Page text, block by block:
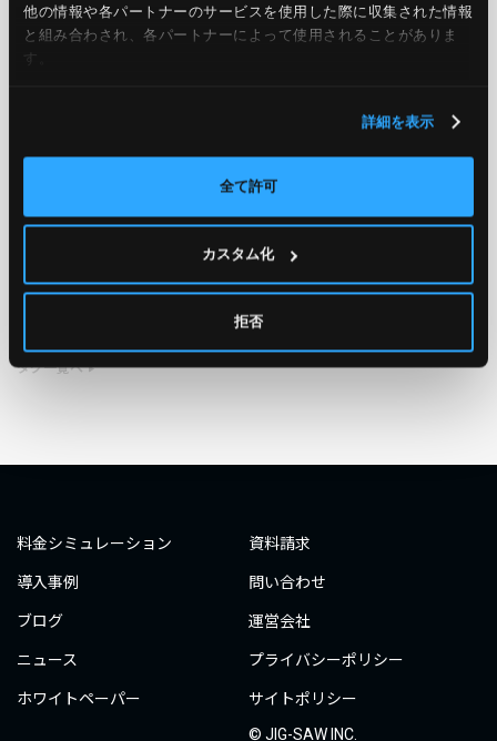
他の情報や各パートナーのサービスを使用した際に収集された情報
と組み合わされ、各パートナーによって使用されることがありま
詳細を表示
全て許可
カスタム化
拒否
CATEGORY
#AWS re:Invent 2019
#○○してみた
#自動化 #エンジニア
#エンジニア
タグ一覧へ
料金シミュレーション
導入事例
ブログ
ニュース
ホワイトペーパー
資料請求
問い合わせ
運営会社
プライバシーポリシー
サイトポリシー
© JIG-SAW INC.